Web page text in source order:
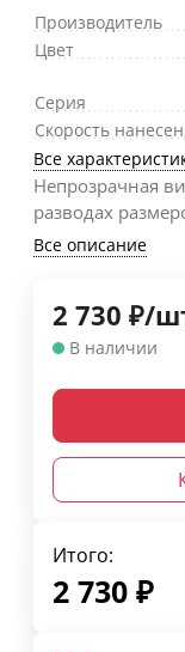
Производитель
Цвет
Серия
Скорость
Все
Непрозрачная
разводах
Все описание
2 730 ₽/
В наличии
Итого:
2 730 ₽